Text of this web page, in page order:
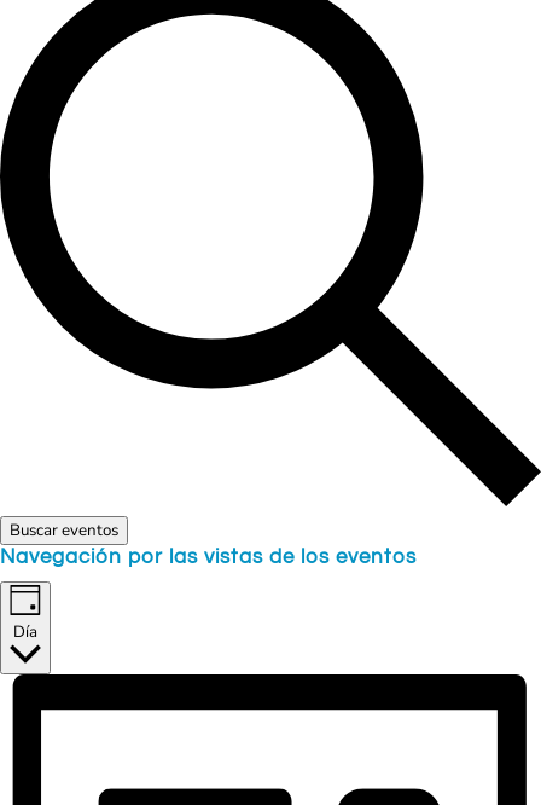
Buscar eventos
Navegación por las vistas de los eventos
Día